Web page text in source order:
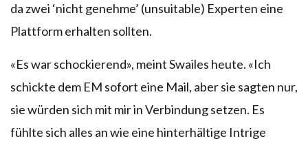
da zwei ‘nicht genehme’ (unsuitable) Experten eine
Plattform erhalten sollten.
«Es war schockierend», meint Swailes heute. «Ich
schickte dem EM sofort eine Mail, aber sie sagten nur,
sie würden sich mit mir in Verbindung setzen. Es
fühlte sich alles an wie eine hinterhältige Intrige